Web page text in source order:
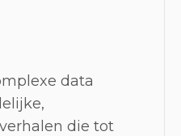
data
die tot